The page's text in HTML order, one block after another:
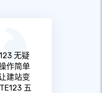
无疑
作简单
建站变
五